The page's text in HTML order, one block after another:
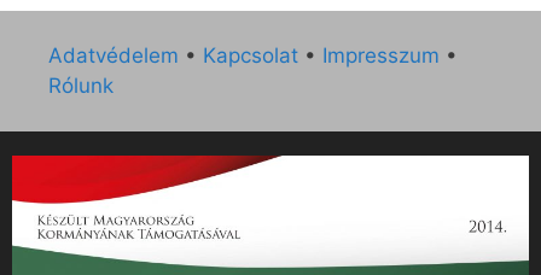
Adatvédelem • Kapcsolat • Impresszum •
Rólunk